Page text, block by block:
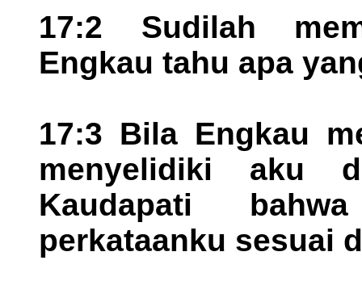
17:2 Sudilah
Engkau tahu apa
17:3 Bila Engkau
menyelidiki aku
Kaudapati
perkataanku sesuai